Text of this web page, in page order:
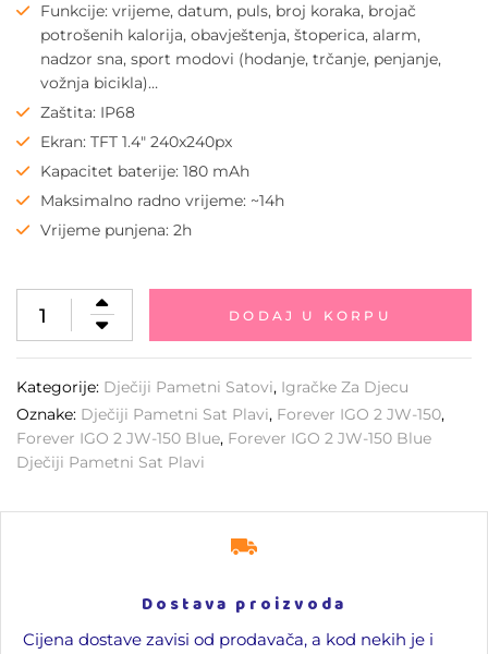
Funkcije: vrijeme, datum, puls, broj koraka, brojač
potrošenih kalorija, obavještenja, štoperica, alarm,
nadzor sna, sport modovi (hodanje, trčanje, penjanje,
vožnja bicikla)…
Zaštita: IP68
Ekran: TFT 1.4″ 240x240px
Kapacitet baterije: 180 mAh
Maksimalno radno vrijeme: ~14h
Vrijeme punjena: 2h
DODAJ U KORPU
Kategorije: Dječiji Pametni Satovi, Igračke Za Djecu
Oznake: Dječiji Pametni Sat Plavi, Forever IGO 2 JW-150,
Forever IGO 2 JW-150 Blue, Forever IGO 2 JW-150 Blue
Dječiji Pametni Sat Plavi
Dostava proizvoda
Cijena dostave zavisi od prodavača, a kod nekih je i